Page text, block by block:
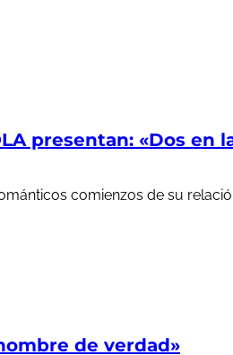
presentan: «Dos en
comienzos de su
hombre de verdad»